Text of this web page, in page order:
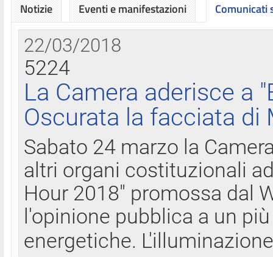
Notizie Eventi e manifestazioni Comunicati
22/03/2018
5224
La Camera aderisce a
Oscurata la facciata di
Sabato 24 marzo la
altri organi costituzionali
Hour 2018" promossa dal
l'opinione pubblica a un
energetiche.